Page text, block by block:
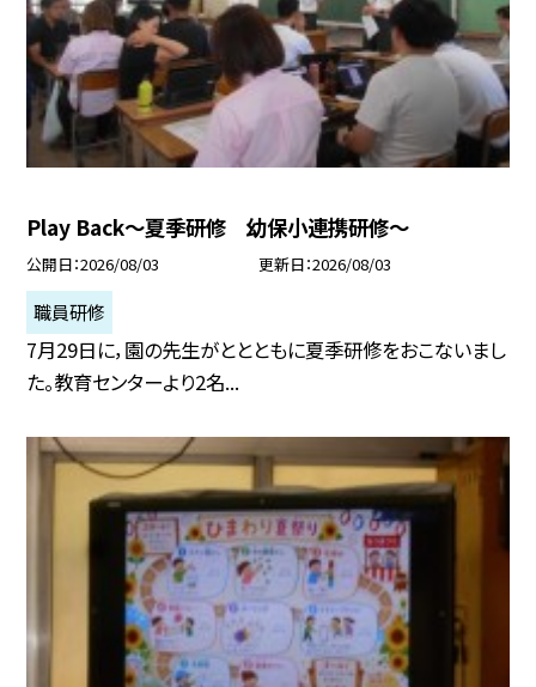
Play Back～夏季研修 幼保小連携研修～
公開日 2026/08/03 更新日 2026/08/03
職員研修
7月29日に，園の先生がととともに夏季研修をおこないまし
た。教育センターより2名...